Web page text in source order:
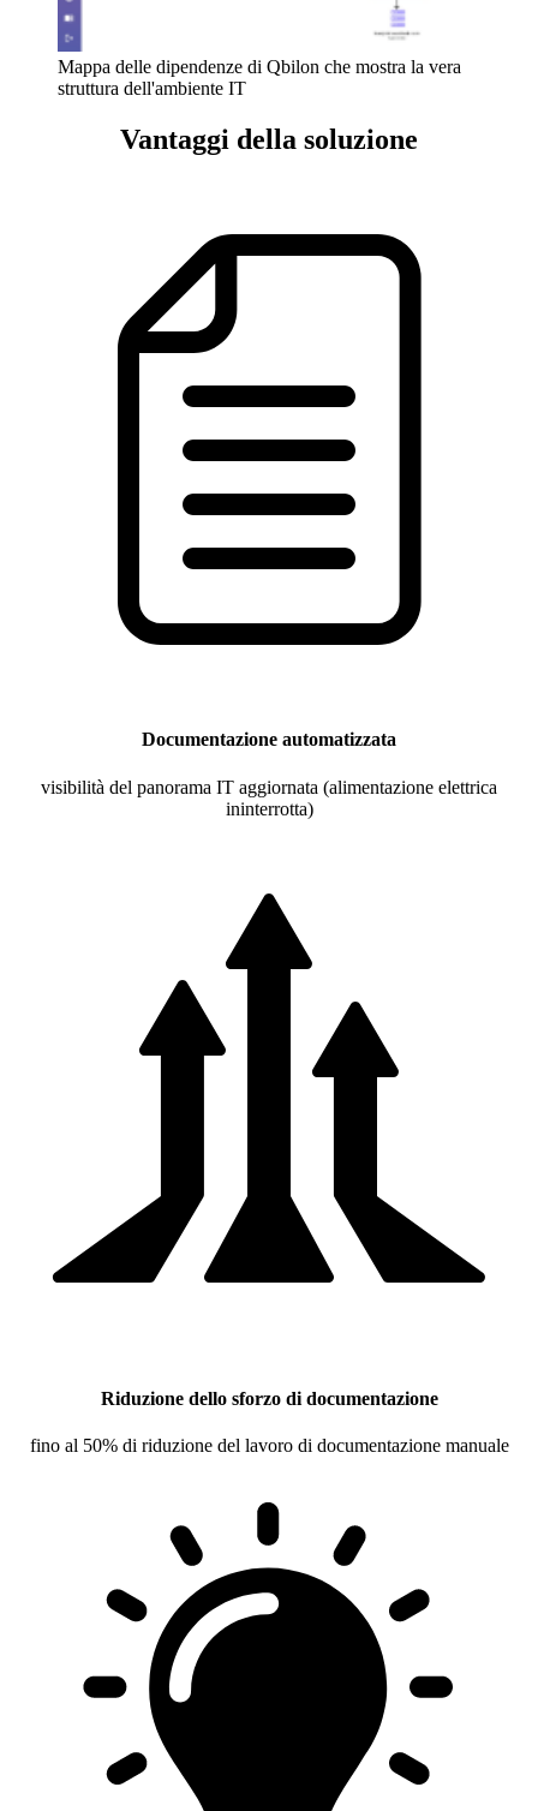
Mappa delle dipendenze di Qbilon che mostra la vera
struttura dell'ambiente IT
Vantaggi della soluzione
Documentazione automatizzata
visibilità del panorama IT aggiornata (alimentazione elettrica
ininterrotta)
Riduzione dello sforzo di documentazione
fino al 50% di riduzione del lavoro di documentazione manuale